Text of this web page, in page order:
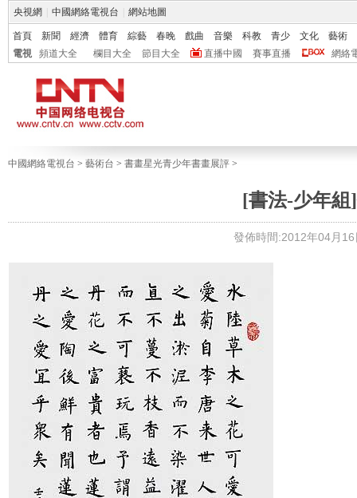
央視網 中國網絡電視台 網站地圖
首頁 新聞 經濟 體育 綜藝 春晚 戲曲 音樂 科教 青少 文化
藝術
電視
頻道大全 欄目大全 節目大全 直播中國 賽事直播 網絡
中國網絡電視台 > 藝術台 > 書畫星光青少年書畫展評 >
[書法-少年組
發佈時間:2012年04月